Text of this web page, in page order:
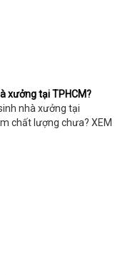
xưởng tại TPHCM?
nhà xưởng tại
chất lượng chưa? XEM